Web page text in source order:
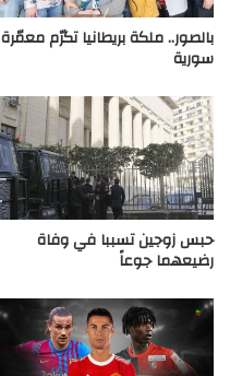
بالصور.. ملكة بريطانيا تكرّم معمّرة
سورية
حبس زوجين تسببا في وفاة
رضيعهما جوعاً